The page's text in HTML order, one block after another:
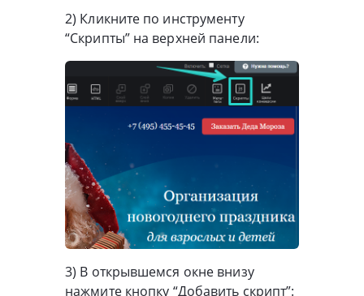
2) Кликните по инструменту
“Скрипты” на верхней панели:
3) В открывшемся окне внизу
нажмите кнопку “Добавить скрипт”: